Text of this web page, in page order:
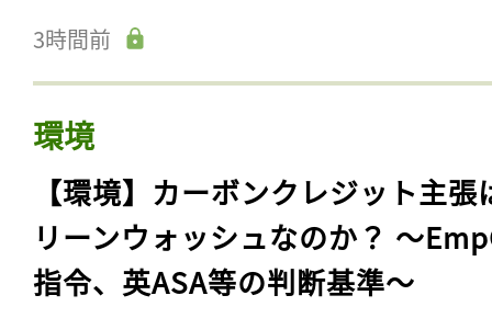
3時間前
環境
【環境】カーボンクレジット主張
リーンウォッシュなのか？ 〜
指令、英ASA等の判断基準〜